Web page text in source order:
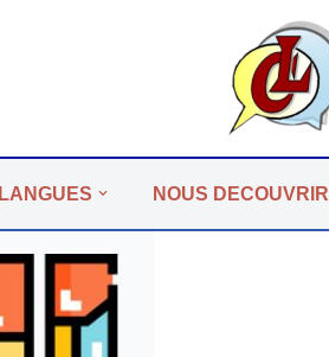
LANGUES NOUS DECOUVRIR